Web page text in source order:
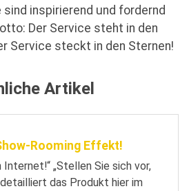
inspirierend und fordernd
Der Service steht in den
Service steckt in den Sternen!
Artikel
Rooming Effekt!
„Stellen Sie sich vor,
das Produkt hier im